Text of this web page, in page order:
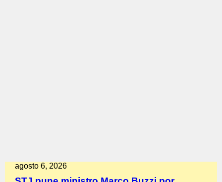
agosto 6, 2026